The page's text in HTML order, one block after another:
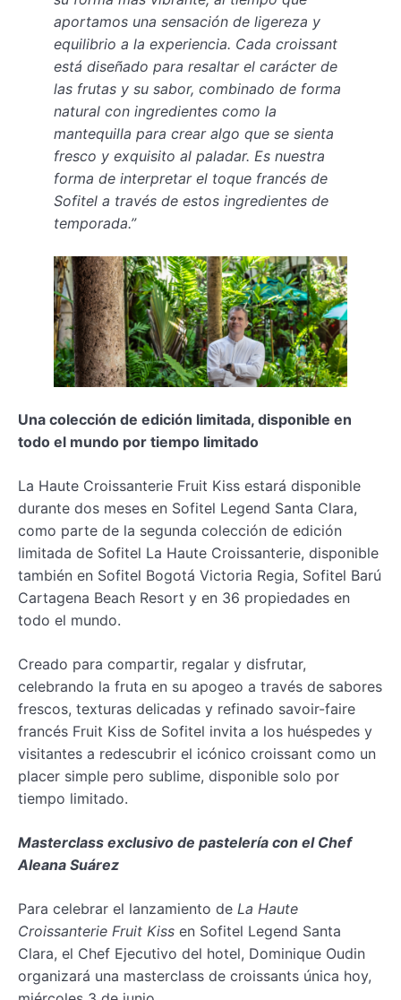
aportamos una sensación de ligereza y
equilibrio a la experiencia. Cada croissant
está diseñado para resaltar el carácter de
las frutas y su sabor, combinado de forma
natural con ingredientes como la
mantequilla para crear algo que se sienta
fresco y exquisito al paladar. Es nuestra
forma de interpretar el toque francés de
Sofitel a través de estos ingredientes de
temporada.”
Una colección de edición limitada, disponible en
todo el mundo por tiempo limitado
La Haute Croissanterie Fruit Kiss estará disponible
durante dos meses en Sofitel Legend Santa Clara,
como parte de la segunda colección de edición
limitada de Sofitel La Haute Croissanterie, disponible
también en Sofitel Bogotá Victoria Regia, Sofitel Barú
Cartagena Beach Resort y en 36 propiedades en
todo el mundo.
Creado para compartir, regalar y disfrutar,
celebrando la fruta en su apogeo a través de sabores
frescos, texturas delicadas y refinado savoir-faire
francés Fruit Kiss de Sofitel invita a los huéspedes y
visitantes a redescubrir el icónico croissant como un
placer simple pero sublime, disponible solo por
tiempo limitado.
Masterclass exclusivo de pastelería con el Chef
Aleana Suárez
Para celebrar el lanzamiento de La Haute
Croissanterie Fruit Kiss en Sofitel Legend Santa
Clara, el Chef Ejecutivo del hotel, Dominique Oudin
organizará una masterclass de croissants única hoy,